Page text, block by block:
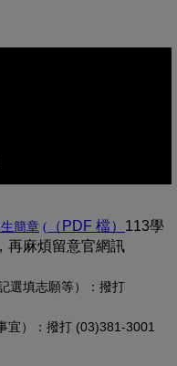
簡章 (另開新視窗)
( （PDF 檔） (另開新
113學
再麻煩留意官網訊
選填志願等）：撥打
宜）：撥打 (03)381-3001